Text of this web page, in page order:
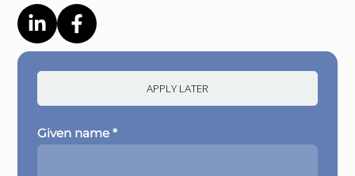
APPLY LATER
Given name *